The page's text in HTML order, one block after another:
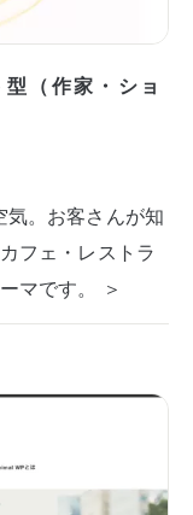
（作家・ショ
。お客さんが知
フェ・レストラ
マです。 ＞